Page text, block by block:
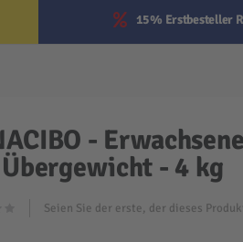
15% Erstbesteller
-
- 4 kg
Seien Sie der erste, der dieses